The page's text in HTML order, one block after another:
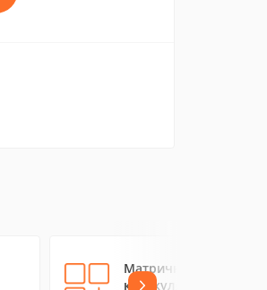
Матричный
калькулятор